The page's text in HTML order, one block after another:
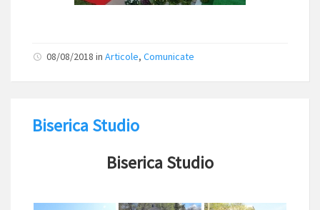
08/08/2018 in Articole, Comunicate
Biserica Studio
Biserica Studio